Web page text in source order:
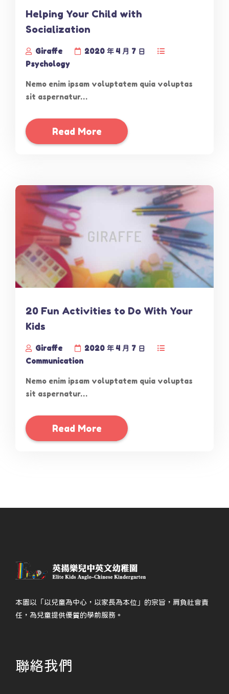
Helping Your Child with
Socialization
Giraffe
2020 年 4 月 7 日
Psychology
Nemo enim ipsam voluptatem quia voluptas
sit aspernatur…
Read More
20 Fun Activities to Do With Your
Kids
Giraffe
2020 年 4 月 7 日
Communication
Nemo enim ipsam voluptatem quia voluptas
sit aspernatur…
Read More
本園以「以兒童為中心，以家長為本位」的宗旨，肩負社會責
任，為兒童提供優質的學前服務。
聯絡我們